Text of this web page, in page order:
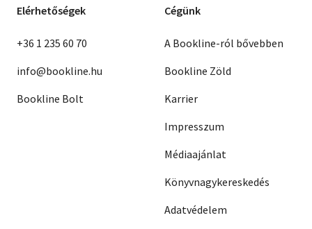
Elérhetőségek
+36 1 235 60 70
info@bookline.hu
Bookline Bolt
Cégünk
A Bookline-ról bővebben
Bookline Zöld
Karrier
Impresszum
Médiaajánlat
Könyvnagykereskedés
Adatvédelem